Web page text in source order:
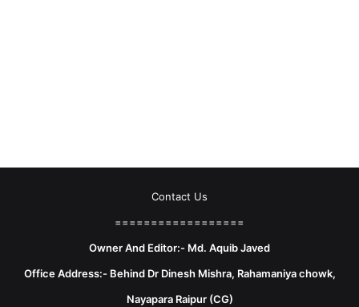
Contact Us
==================
Owner And Editor:- Md. Aquib Javed
Office Address:- Behind Dr Dinesh Mishra, Rahamaniya chowk,
Nayapara Raipur (CG)